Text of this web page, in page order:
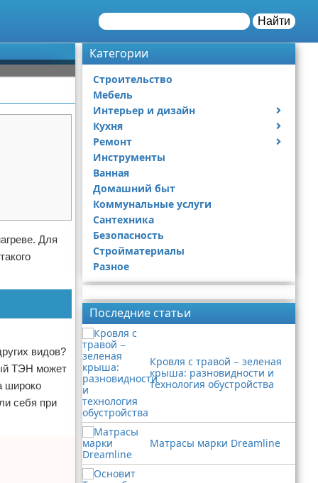
Найти
Для
видов?
ТЭН может
широко
себя при
Категории
Строительство
Мебель
Интерьер и дизайн
Дизайн дачи
Дизайн квартиры
Кухня
Посуда
Ремонт
Ремонт дачи
Ремонт квартиры
Инструменты
Ванная
Домашний быт
Коммунальные услуги
Сантехника
Безопасность
Стройматериалы
Разное
Последние статьи
Кровля с травой − зеленая
крыша: разновидности и
технология обустройства
Матрасы марки Dreamline